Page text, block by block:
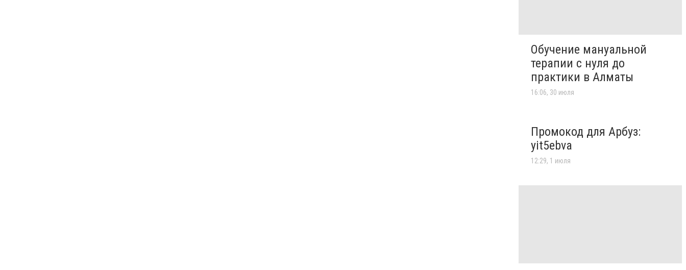
Обучение мануальной
терапии с нуля до
практики в Алматы
16:06, 30 июля
Промокод для Арбуз:
yit5ebva
12:29, 1 июля